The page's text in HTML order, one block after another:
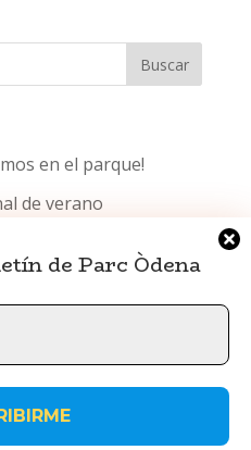
de Parc Òdena
en el parque!
de verano
primavera
invierno